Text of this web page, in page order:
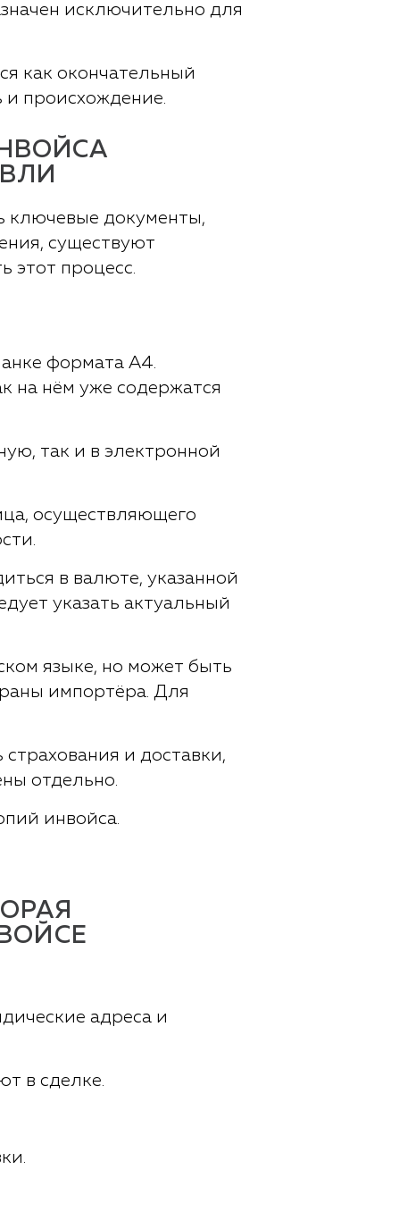
исключительно для
как окончательный
и происхождение.
ключевые документы,
существуют
этот процесс.
формата А4.
на нём уже содержатся
так и в электронной
осуществляющего
в валюте, указанной
указать актуальный
языке, но может быть
импортёра. Для
и доставки,
отдельно.
инвойса.
адреса и
в сделке.